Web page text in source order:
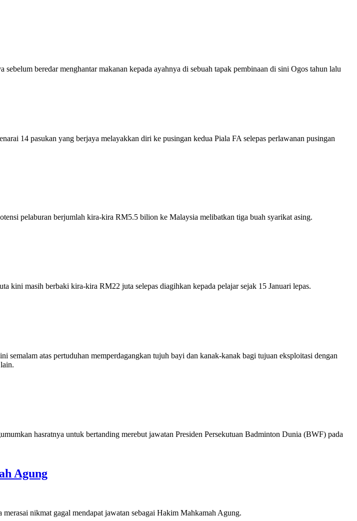
beredar menghantar makanan kepada ayahnya di sebuah tapak pembinaan di sini Ogos tahun lalu
14 pasukan yang berjaya melayakkan diri ke pusingan kedua Piala FA selepas perlawanan pusingan
pelaburan berjumlah kira-kira RM5.5 bilion ke Malaysia melibatkan tiga buah syarikat asing.
masih berbaki kira-kira RM22 juta selepas diagihkan kepada pelajar sejak 15 Januari lepas.
atas pertuduhan memperdagangkan tujuh bayi dan kanak-kanak bagi tujuan eksploitasi dengan
hasratnya untuk bertanding merebut jawatan Presiden Persekutuan Badminton Dunia (BWF) pada
Agung
nikmat gagal mendapat jawatan sebagai Hakim Mahkamah Agung.